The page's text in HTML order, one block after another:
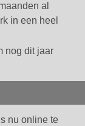
al
in een heel
nog dit jaar
nu online te